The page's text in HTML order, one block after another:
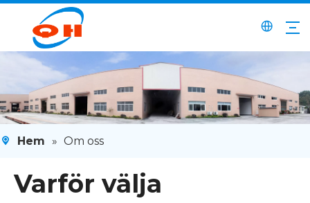
Hem » Om oss
Varför välja